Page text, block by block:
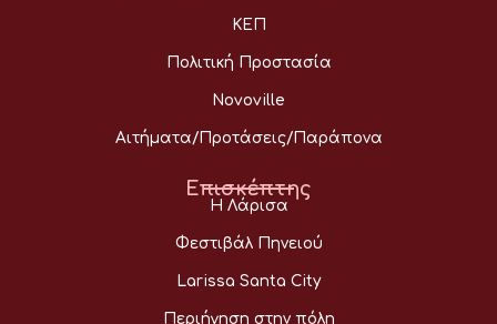
ΚΕΠ
Πολιτική Προστασία
Novoville
Αιτήματα/Προτάσεις/Παράπονα
Επισκέπτης
Η Λάρισα
Φεστιβάλ Πηνειού
Larissa Santa City
Περιήγηση στην πόλη